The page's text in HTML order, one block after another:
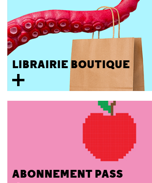
LIBRAIRIE BOUTIQUE
ABONNEMENT PASS